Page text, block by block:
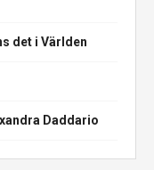
det i Världen
Daddario